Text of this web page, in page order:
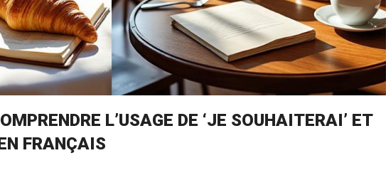
L’USAGE DE ‘JE SOUHAITERAI’ ET
FRANÇAIS